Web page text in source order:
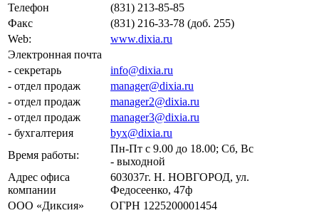
Телефон
(831) 213-85-85
Факс
(831) 216-33-78 (доб. 255)
Web:
www.dixia.ru
Электронная почта
- секретарь
info@dixia.ru
- отдел продаж
manager@dixia.ru
- отдел продаж
manager2@dixia.ru
- отдел продаж
manager3@dixia.ru
- бухгалтерия
byx@dixia.ru
Время работы:
Пн-Пт с 9.00 до 18.00; Сб, Вс
- выходной
Адрес офиса
компании
603037г. Н. НОВГОРОД, ул.
Федосеенко, 47ф
ООО «Диксия»
ОГРН 1225200001454